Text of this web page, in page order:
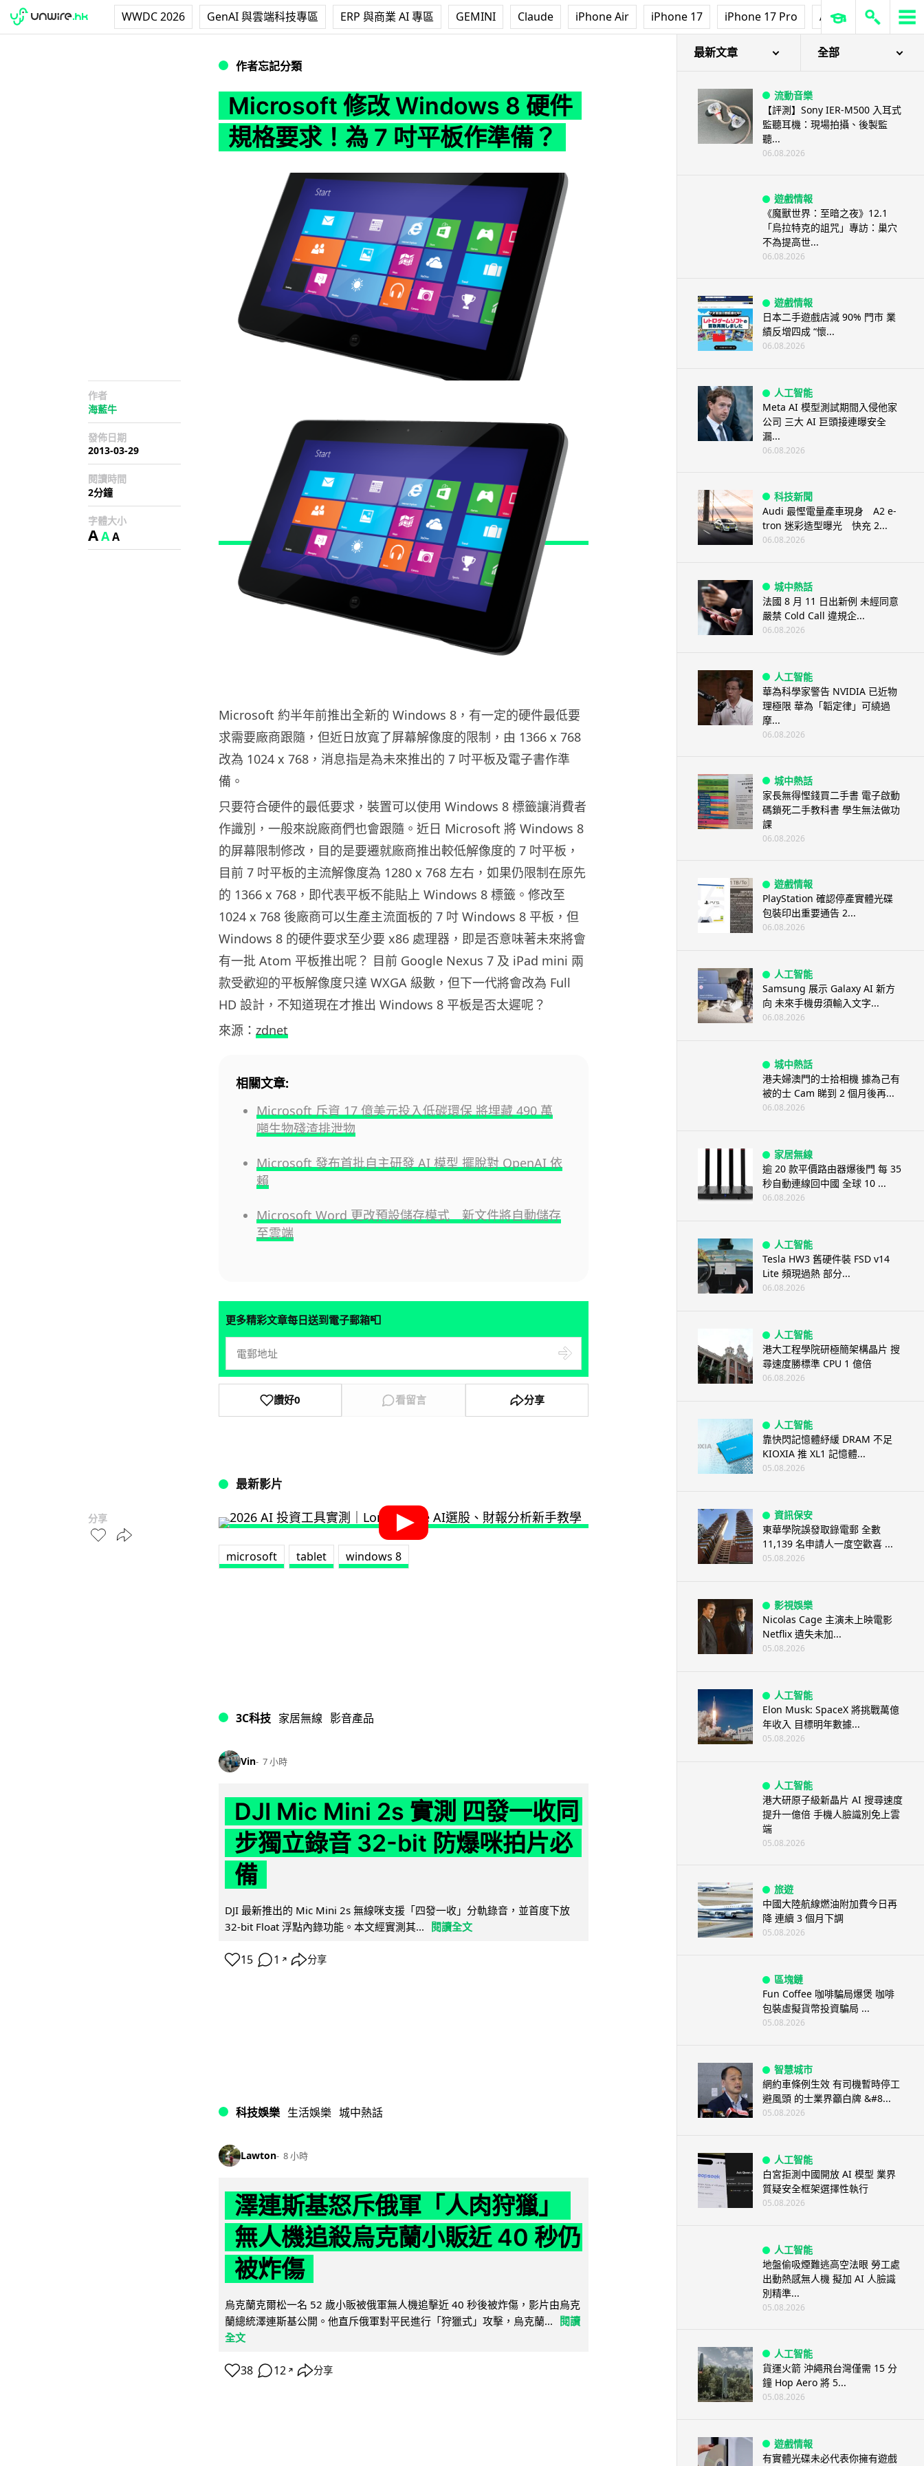
WWDC 2026 GenAI 與雲端科技專區 ERP 與商業 AI 專區 GEMINI Claude iPhone Air iPhone 17 iPhone 17 Pro AirPods Pro 3
作者忘記分類
Microsoft 修改 Windows 8 硬件
規格要求！為 7 吋平板作準備？
作者
海藍牛
發佈日期
2013-03-29
閱讀時間
2分鐘
字體大小
AAA
分享
Microsoft 約半年前推出全新的 Windows 8，有一定的硬件最低要
求需要廠商跟隨，但近日放寬了屏幕解像度的限制，由 1366 x 768
改為 1024 x 768，消息指是為未來推出的 7 吋平板及電子書作準
備。
只要符合硬件的最低要求，裝置可以使用 Windows 8 標籤讓消費者
作識別，一般來說廠商們也會跟隨。近日 Microsoft 將 Windows 8
的屏幕限制修改，目的是要遷就廠商推出較低解像度的 7 吋平板，
目前 7 吋平板的主流解像度為 1280 x 768 左右，如果仍限制在原先
的 1366 x 768，即代表平板不能貼上 Windows 8 標籤。修改至
1024 x 768 後廠商可以生產主流面板的 7 吋 Windows 8 平板，但
Windows 8 的硬件要求至少要 x86 處理器，即是否意味著未來將會
有一批 Atom 平板推出呢？ 目前 Google Nexus 7 及 iPad mini 兩
款受歡迎的平板解像度只達 WXGA 級數，但下一代將會改為 Full
HD 設計，不知道現在才推出 Windows 8 平板是否太遲呢？
來源： zdnet
相關文章:
Microsoft 斥資 17 億美元投入低碳環保 將埋藏 490 萬
噸生物殘渣排泄物
Microsoft 發布首批自主研發 AI 模型 擺脫對 OpenAI 依
賴
Microsoft Word 更改預設儲存模式 新文件將自動儲存
至雲端
更多精彩文章每日送到電子郵箱📮
讚好0 看留言 分享
最新影片
microsoft tablet windows 8
3C科技 家居無線 影音產品
Vin 7 小時
DJI Mic Mini 2s 實測 四發一收同
步獨立錄音 32-bit 防爆咪拍片必
備
DJI 最新推出的 Mic Mini 2s 無線咪支援「四發一收」分軌錄音，並首度下放
32-bit Float 浮點內錄功能。本文經實測其... 閱讀全文
15 1 ↗ 分享
科技娛樂 生活娛樂 城中熱話
Lawton 8 小時
澤連斯基怒斥俄軍「人肉狩獵」
無人機追殺烏克蘭小販近 40 秒仍
被炸傷
烏克蘭克爾松一名 52 歲小販被俄軍無人機追擊近 40 秒後被炸傷，影片由烏克
蘭總統澤連斯基公開。他直斥俄軍對平民進行「狩獵式」攻擊，烏克蘭... 閱讀
全文
38 12 ↗ 分享
最新文章 全部
流動音樂
【評測】Sony IER-M500 入耳式
監聽耳機：現場拍攝、後製監
聽...
06.08.2026
遊戲情報
《魔獸世界：至暗之夜》12.1
「烏拉特克的詛咒」專訪：巢穴
不為提高世...
06.08.2026
遊戲情報
日本二手遊戲店減 90% 門市 業
績反增四成 “懷...
06.08.2026
人工智能
Meta AI 模型測試期間入侵他家
公司 三大 AI 巨頭接連曝安全
漏...
06.08.2026
科技新聞
Audi 最慳電量產車現身 A2 e-
tron 迷彩造型曝光 快充 2...
06.08.2026
城中熱話
法國 8 月 11 日出新例 未經同意
嚴禁 Cold Call 違規企...
06.08.2026
人工智能
華為科學家警告 NVIDIA 已近物
理極限 華為「韜定律」可繞過
摩...
06.08.2026
城中熱話
家長無得慳錢買二手書 電子啟動
碼鎖死二手教科書 學生無法做功
課
06.08.2026
遊戲情報
PlayStation 確認停產實體光碟
包裝印出重要通告 2...
06.08.2026
人工智能
Samsung 展示 Galaxy AI 新方
向 未來手機毋須輸入文字...
06.08.2026
城中熱話
港夫婦澳門的士拾相機 據為己有
被的士 Cam 睇到 2 個月後再...
06.08.2026
家居無線
逾 20 款平價路由器爆後門 每 35
秒自動連線回中國 全球 10 ...
06.08.2026
人工智能
Tesla HW3 舊硬件裝 FSD v14
Lite 頻現過熱 部分...
06.08.2026
人工智能
港大工程學院研極簡架構晶片 搜
尋速度勝標準 CPU 1 億倍
06.08.2026
人工智能
靠快閃記憶體紓緩 DRAM 不足
KIOXIA 推 XL1 記憶體...
05.08.2026
資訊保安
東華學院誤發取錄電郵 全數
11,139 名申請人一度空歡喜 ...
05.08.2026
影視娛樂
Nicolas Cage 主演未上映電影
Netflix 遺失未加...
05.08.2026
人工智能
Elon Musk: SpaceX 將挑戰萬億
年收入 目標明年數據...
05.08.2026
人工智能
港大研原子級新晶片 AI 搜尋速度
提升一億倍 手機人臉識別免上雲
端
05.08.2026
旅遊
中國大陸航線燃油附加費今日再
降 連續 3 個月下調
05.08.2026
區塊鏈
Fun Coffee 咖啡騙局爆煲 咖啡
包裝虛擬貨幣投資騙局 ...
05.08.2026
智慧城市
網約車條例生效 有司機暫時停工
避風頭 的士業界籲白牌 &#8...
05.08.2026
人工智能
白宮拒測中國開放 AI 模型 業界
質疑安全框架選擇性執行
05.08.2026
人工智能
地盤偷吸煙難逃高空法眼 勞工處
出動熱感無人機 擬加 AI 人臉識
別精準...
05.08.2026
人工智能
貨運火箭 沖繩飛台灣僅需 15 分
鐘 Hop Aero 將 5...
05.08.2026
遊戲情報
有實體光碟未必代表你擁有遊戲